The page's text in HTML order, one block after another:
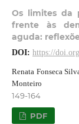
Os limites da
frente às
aguda:
DOI: https://
Renata Fonseca
Monteiro
149-164
PDF